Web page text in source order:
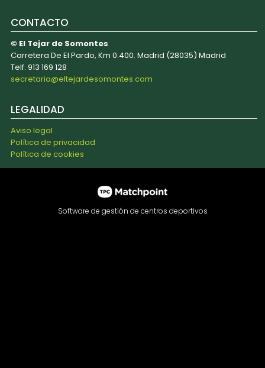
CONTACTO
© El Tejar de Somontes
Carretera De El Pardo, Km 0.400. Madrid (28035) Madrid
Telf. 913 169 128
secretaria@eltejardesomontes.com
LEGALIDAD
Aviso legal
Política de privacidad
Política de cookies
Software de gestión de centros deportivos